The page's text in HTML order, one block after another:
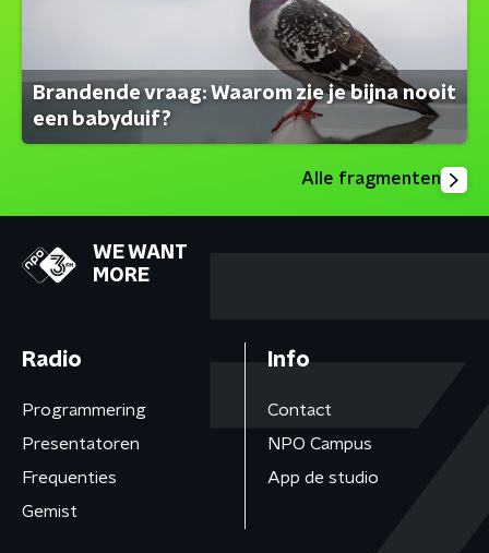
Brandende vraag: Waarom zie je bijna nooit
een babyduif?
Alle fragmenten
WE WANT
MORE
Radio
Programmering
Presentatoren
Frequenties
Gemist
Info
Contact
NPO Campus
App de studio